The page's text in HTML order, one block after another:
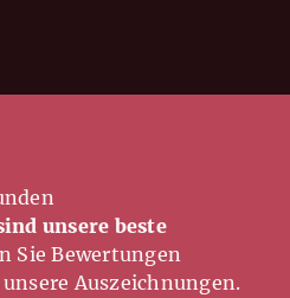
unsere beste
Sie Bewertungen
Auszeichnungen.